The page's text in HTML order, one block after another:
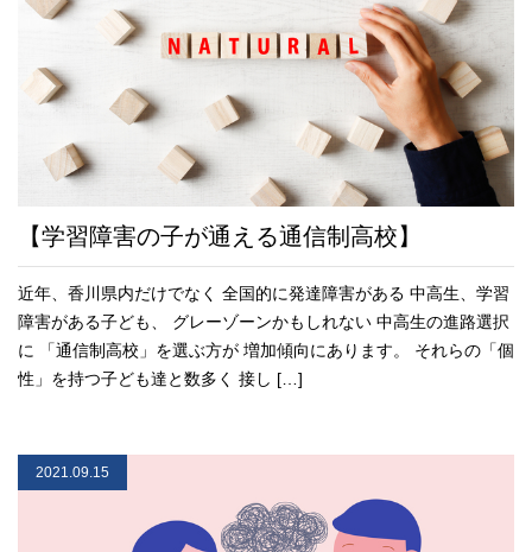
【学習障害の子が通える通信制高校】
近年、香川県内だけでなく 全国的に発達障害がある 中高生、学習
障害がある子ども、 グレーゾーンかもしれない 中高生の進路選択
に 「通信制高校」を選ぶ方が 増加傾向にあります。 それらの「個
性」を持つ子ども達と数多く 接し […]
2021.09.15